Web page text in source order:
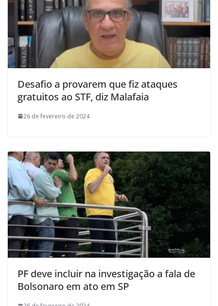
Desafio a provarem que fiz ataques
gratuitos ao STF, diz Malafaia
26 de fevereiro de 2024
PF deve incluir na investigação a fala de
Bolsonaro em ato em SP